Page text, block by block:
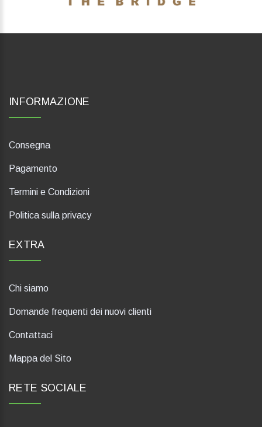
INFORMAZIONE
Consegna
Pagamento
Termini e Condizioni
Politica sulla privacy
EXTRA
Chi siamo
Domande frequenti dei nuovi clienti
Contattaci
Mappa del Sito
RETE SOCIALE